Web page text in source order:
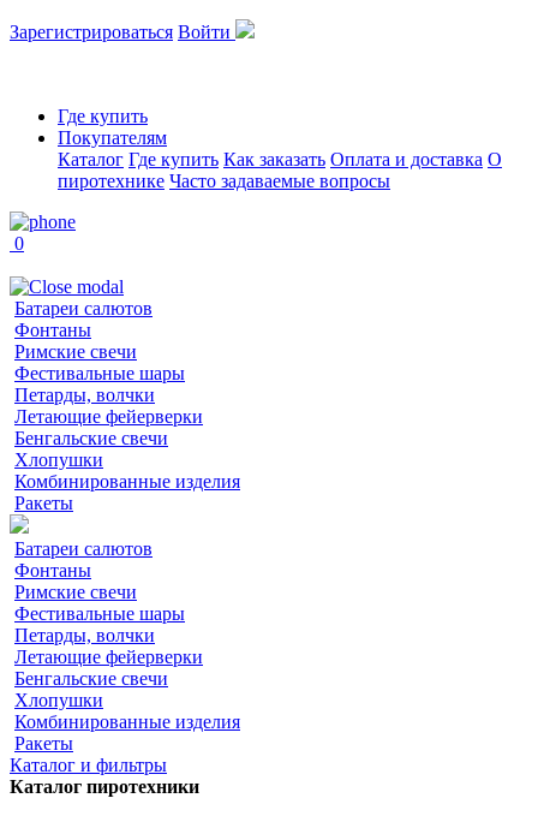
Зарегистрироваться Войти
Где купить
Покупателям
Каталог Где купить Как заказать Оплата и доставка О
пиротехнике Часто задаваемые вопросы
0
Батареи салютов
Фонтаны
Римские свечи
Фестивальные шары
Петарды, волчки
Летающие фейерверки
Бенгальские свечи
Хлопушки
Комбинированные изделия
Ракеты
Батареи салютов
Фонтаны
Римские свечи
Фестивальные шары
Петарды, волчки
Летающие фейерверки
Бенгальские свечи
Хлопушки
Комбинированные изделия
Ракеты
Каталог и фильтры
Каталог пиротехники